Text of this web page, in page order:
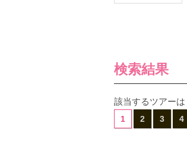
検索結果
該当するツアーは
1 2 3 4